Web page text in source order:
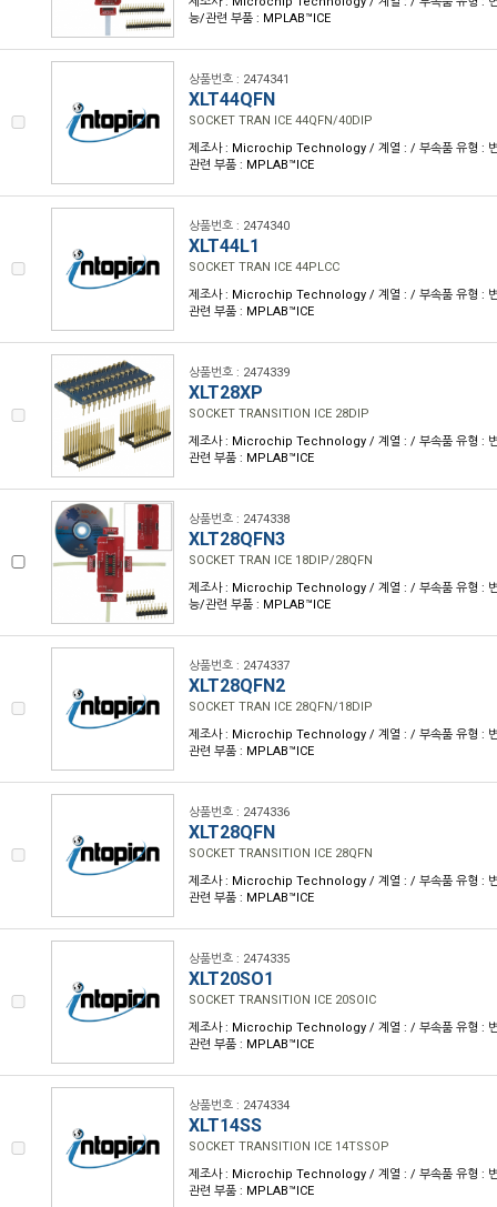
능/관련 부품 : MPLAB™ICE
상품번호 : 2474341
XLT44QFN
SOCKET TRAN ICE 44QFN/40DIP
제조사 : Microchip Technology / 계열 : / 부속품 유형 :
관련 부품 : MPLAB™ICE
상품번호 : 2474340
XLT44L1
SOCKET TRAN ICE 44PLCC
제조사 : Microchip Technology / 계열 : / 부속품 유형 :
관련 부품 : MPLAB™ICE
상품번호 : 2474339
XLT28XP
SOCKET TRANSITION ICE 28DIP
제조사 : Microchip Technology / 계열 : / 부속품 유형 :
관련 부품 : MPLAB™ICE
상품번호 : 2474338
XLT28QFN3
SOCKET TRAN ICE 18DIP/28QFN
제조사 : Microchip Technology / 계열 : / 부속품 유형 : 변
능/관련 부품 : MPLAB™ICE
상품번호 : 2474337
XLT28QFN2
SOCKET TRAN ICE 28QFN/18DIP
제조사 : Microchip Technology / 계열 : / 부속품 유형 :
관련 부품 : MPLAB™ICE
상품번호 : 2474336
XLT28QFN
SOCKET TRANSITION ICE 28QFN
제조사 : Microchip Technology / 계열 : / 부속품 유형 :
관련 부품 : MPLAB™ICE
상품번호 : 2474335
XLT20SO1
SOCKET TRANSITION ICE 20SOIC
제조사 : Microchip Technology / 계열 : / 부속품 유형 :
관련 부품 : MPLAB™ICE
상품번호 : 2474334
XLT14SS
SOCKET TRANSITION ICE 14TSSOP
제조사 : Microchip Technology / 계열 : / 부속품 유형 :
관련 부품 : MPLAB™ICE